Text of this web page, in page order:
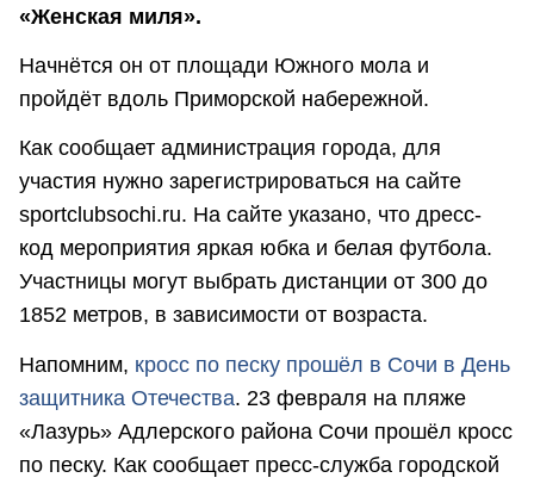
«Женская миля».
Начнётся он от площади Южного мола и
пройдёт вдоль Приморской набережной.
Как сообщает администрация города, для
участия нужно зарегистрироваться на сайте
sportclubsochi.ru. На сайте указано, что дресс-
код мероприятия яркая юбка и белая футбола.
Участницы могут выбрать дистанции от 300 до
1852 метров, в зависимости от возраста.
Напомним, кросс по песку прошёл в Сочи в День
защитника Отечества. 23 февраля на пляже
«Лазурь» Адлерского района Сочи прошёл кросс
по песку. Как сообщает пресс-служба городской